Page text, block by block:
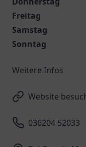
Freitag
Samstag
Sonntag
Weitere Infos
Website
036204 52033